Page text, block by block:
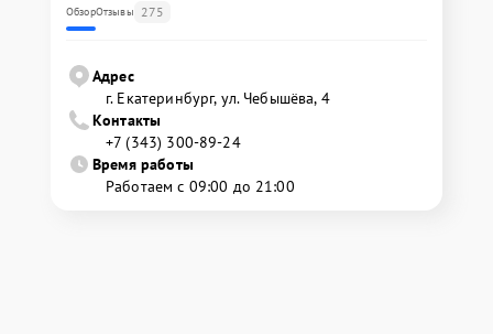
ОбзорОтзывы 275
Адрес
г. Екатеринбург, ул. Чебышёва, 4
Контакты
+7 (343) 300-89-24
Время работы
Работаем с 09:00 до 21:00